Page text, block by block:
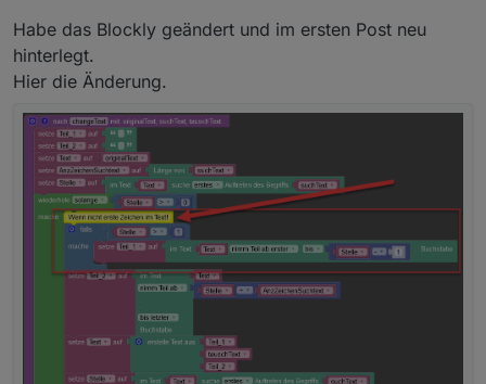
Mit dem folgenden Blockly kann man jedes
Steuerzeichen gegen etwas anderes tauschen.
Hier der Export:
Spoiler
Bei Fragen, fragen.
Grüße
erste Zeichen im String dupliziert getauscht wird.
Bsp: Im String "Wurst" soll das "W" durch ein "D"
getauscht werden. Anstatt "Durst" gibt mir das Skript
"DDurst" aus.
Das liegt mMn an folgender Funktion:
Da "Teil_1" und "tauschText" identisch sind, werden
diese hintereinander geschrieben.
Ich habe dies mit einer einfachen Prüfung behoben.
Ich hoffe, dass hilft dem ein oder anderen.
Habe das Blockly geändert und im ersten Post neu
hinterlegt.
Hier die Änderung.